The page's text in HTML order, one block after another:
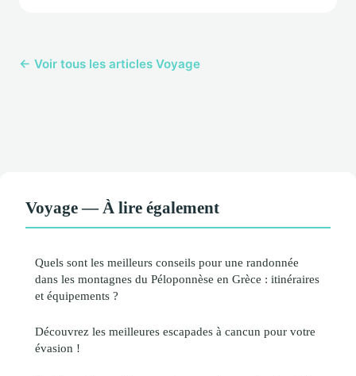
← Voir tous les articles Voyage
Voyage — À lire également
Quels sont les meilleurs conseils pour une randonnée
dans les montagnes du Péloponnèse en Grèce : itinéraires
et équipements ?
Découvrez les meilleures escapades à cancun pour votre
évasion !